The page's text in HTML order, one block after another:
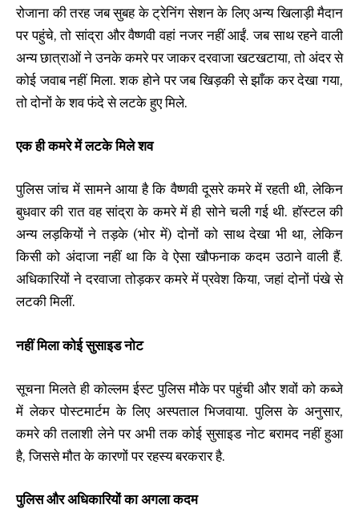
रोजाना की तरह जब सुबह के ट्रेनिंग सेशन के लिए अन्य खिलाड़ी मैदान
पर पहुंचे, तो सांद्रा और वैष्णवी वहां नजर नहीं आईं. जब साथ रहने वाली
अन्य छात्राओं ने उनके कमरे पर जाकर दरवाजा खटखटाया, तो अंदर से
कोई जवाब नहीं मिला. शक होने पर जब खिड़की से झाँक कर देखा गया,
तो दोनों के शव फंदे से लटके हुए मिले.
एक ही कमरे में लटके मिले शव
पुलिस जांच में सामने आया है कि वैष्णवी दूसरे कमरे में रहती थी, लेकिन
बुधवार की रात वह सांद्रा के कमरे में ही सोने चली गई थी. हॉस्टल की
अन्य लड़कियों ने तड़के (भोर में) दोनों को साथ देखा भी था, लेकिन
किसी को अंदाजा नहीं था कि वे ऐसा खौफनाक कदम उठाने वाली हैं.
अधिकारियों ने दरवाजा तोड़कर कमरे में प्रवेश किया, जहां दोनों पंखे से
लटकी मिलीं.
नहीं मिला कोई सुसाइड नोट
सूचना मिलते ही कोल्लम ईस्ट पुलिस मौके पर पहुंची और शवों को कब्जे
में लेकर पोस्टमार्टम के लिए अस्पताल भिजवाया. पुलिस के अनुसार,
कमरे की तलाशी लेने पर अभी तक कोई सुसाइड नोट बरामद नहीं हुआ
है, जिससे मौत के कारणों पर रहस्य बरकरार है.
पुलिस और अधिकारियों का अगला कदम